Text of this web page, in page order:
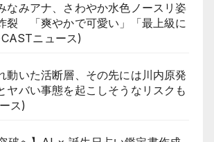
なみアナ、さわやか水色ノースリ姿
裂 「爽やかで可愛い」「最上級に
ニュース)
動いた活断層、その先には川内原発
バい事態を起こしそうなリスクも
ス)